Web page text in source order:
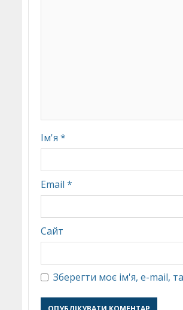
Ім'я *
Email *
Сайт
Зберегти моє ім'я, e-mail,